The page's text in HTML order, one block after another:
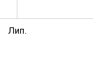
Лип.